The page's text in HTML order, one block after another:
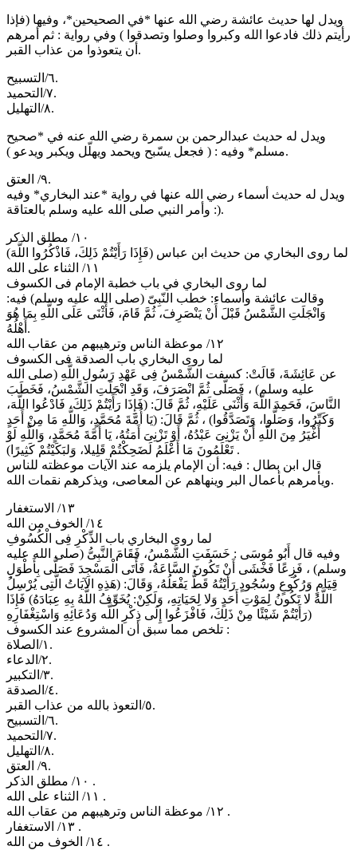
ويدل لها حديث عائشة رضي الله عنها *في الصحيحين*، وفيها (فإذا
رأيتم ذلك فادعوا الله وكبروا وصلوا وتصدقوا ) وفي رواية : ثم أمرهم
أن يتعوذوا من عذاب القبر.
٦/التسبيح.
٧/التحميد.
٨/التهليل.
ويدل له حديث عبدالرحمن بن سمرة رضي الله عنه في *صحيح
مسلم* وفيه : ( فجعل يسّبح ويحمد ويهلّل ويكبر ويدعو ).
٩/ العتق.
ويدل له حديث أسماء رضي الله عنها في رواية *عند البخاري* وفيه
: وأمر النبي صلى الله عليه وسلم بالعتاقة).
١٠/ مطلق الذكر
لما روى البخاري من حديث ابن عباس (فَإِذَا رَأَيْتُمْ ذَلِكَ، فَاذْكُرُوا اللَّهَ)
١١/ الثناء على الله
لما روى البخاري في باب خطبة الإمام فى الكسوف
وقالت عائشة وأسماء: خطب النّبِىّ (صلى الله عليه وسلم) فيه:
وَانْجَلَتِ الشَّمْسُ قَبْلَ أَنْ يَنْصَرِفَ، ثُمَّ قَامَ، فَأَثْنَى عَلَى اللَّهِ بِمَا هُوَ
أَهْلُهُ.
١٢/ موعظة الناس وترهيبهم من عقاب الله
لما روى البخاري باب الصدقة فى الكسوف
عن عَائِشَةَ، قَالَتْ: كسفت الشَّمْسُ فِى عَهْدِ رَسُولِ اللَّهِ (صلى الله
عليه وسلم) ، فَصَلَّى ثُمَّ انْصَرَفَ، وَقَدِ انْجَلَتِ الشَّمْسُ، فَخَطَبَ
النَّاسَ، فَحَمِدَ اللَّهَ وَأَثْنَى عَلَيْهِ، ثُمَّ قَالَ: (فَإِذَا رَأَيْتُمْ ذَلِكَ، فَادْعُوا اللَّهَ،
وَكَبِّرُوا، وَصَلُّوا، وَتَصَدَّقُوا) ، ثُمَّ قَالَ: (يَا أُمَّةَ مُحَمَّدٍ، وَاللَّهِ مَا مِنْ أَحَدٍ
أَغْيَرُ مِنَ اللَّهِ أَنْ يَزْنِىَ عَبْدُهُ، أَوْ تَزْنِىَ أَمَتُهُ، يَا أُمَّةَ مُحَمَّدٍ، وَاللَّهِ لَوْ
تَعْلَمُونَ مَا أَعْلَمُ لَضَحِكْتُمْ قَلِيلا، وَلبَكَيْتُمْ كَثِيرًا) .
قال ابن بطال : فيه: أن الإمام يلزمه عند الآيات موعظته للناس
ويأمرهم بأعمال البر وينهاهم عن المعاصى، ويذكرهم نقمات الله.
١٣/ الاستغفار
١٤/ الخوف من الله
لما روى البخاري باب الذِّكْرِ فِى الْكُسُوفِ
وفيه قال أَبُو مُوسَى : خَسَفَتِ الشَّمْسُ، فَقَامَ النَّبِىُّ (صلى الله عليه
وسلم) ، فَزِعًا فَخْشَى أَنْ تَكُونَ السَّاعَةُ، فَأَتَى الْمَسْجِدَ فَصَلَّى بِأَطْوَلِ
قِيَامٍ وَرُكُوعٍ وسُجُودٍ رَأَيْتُهُ قَطُّ يَفْعَلُهُ، وَقَالَ: (هَذِهِ الآيَاتُ الَّتِى يُرْسِلُ
اللَّهُ لا تَكُونُ لِمَوْتِ أَحَدٍ وَلا لِحَيَاتِهِ، وَلَكِنْ: يُخَوِّفُ اللَّهُ بِهِ عِبَادَهُ) فَإِذَا
رَأَيْتُمْ شَيْئًا مِنْ ذَلِكَ، فَافْزَعُوا إِلَى ذِكْرِ اللَّه وَدُعَائِهِ وَاسْتِغْفَارِهِ)
تلخص مما سبق أن المشروع عند الكسوف :
١/الصلاة.
٢/الدعاء.
٣/التكبير.
٤/الصدقة.
٥/التعوذ بالله من عذاب القبر.
٦/التسبيح.
٧/التحميد.
٨/التهليل.
٩/ العتق.
١٠/ مطلق الذكر .
١١/ الثناء على الله .
١٢/ موعظة الناس وترهيبهم من عقاب الله .
١٣/ الاستغفار .
١٤/ الخوف من الله .